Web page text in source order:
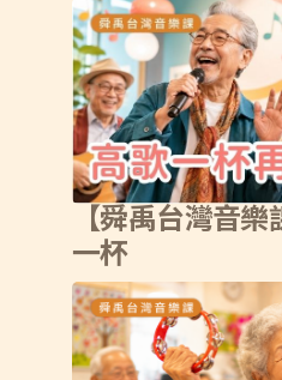
【舜禹台灣音樂
一杯